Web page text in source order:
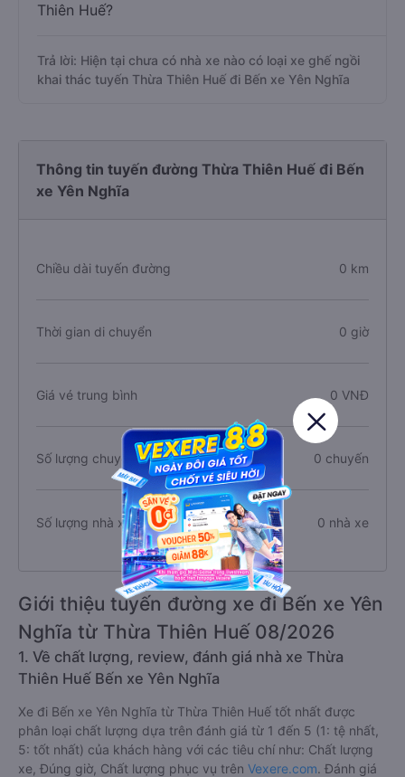
Thiên Huế?
Trả lời: Hiện tại chưa có nhà xe nào có loại xe ghế ngồi
khai thác tuyến Thừa Thiên Huế đi Bến xe Yên Nghĩa
Thông tin tuyến đường Thừa Thiên Huế đi Bến
xe Yên Nghĩa
Chiều dài tuyến đường 0 km
Thời gian di chuyển 0 giờ
Giá vé trung bình 0 VNĐ
Số lượng chuyến xe 0 chuyến
Số lượng nhà xe 0 nhà xe
Giới thiệu tuyến đường xe đi Bến xe Yên
Nghĩa từ Thừa Thiên Huế 08/2026
1. Về chất lượng, review, đánh giá nhà xe Thừa
Thiên Huế Bến xe Yên Nghĩa
Xe đi Bến xe Yên Nghĩa từ Thừa Thiên Huế tốt nhất được
phân loại chất lượng dựa trên đánh giá từ 1 đến 5 (1: tệ nhất,
5: tốt nhất) của khách hàng với các tiêu chí như: Chất lượng
xe, Đúng giờ, Chất lượng phục vụ trên Vexere.com. Đánh giá